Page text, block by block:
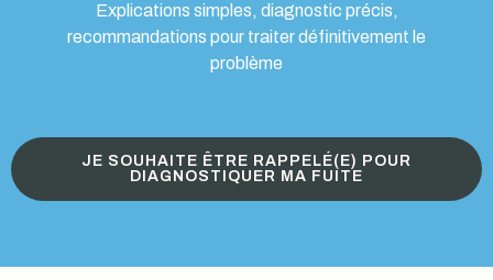
Explications simples, diagnostic précis,
recommandations pour traiter définitivement le
problème
JE SOUHAITE ÊTRE RAPPELÉ(E) POUR
DIAGNOSTIQUER MA FUITE